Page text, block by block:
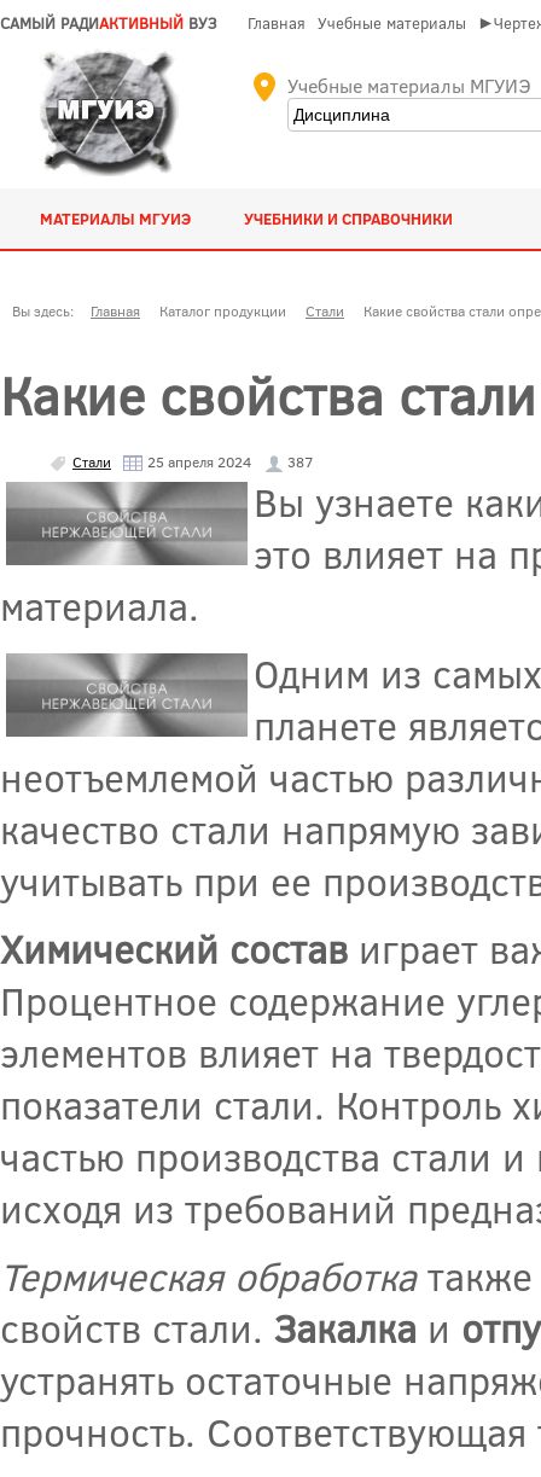
САМЫЙ РАДИАКТИВНЫЙ ВУЗ Главная Учебные материалы
Учебные материалы МГУИЭ
МАТЕРИАЛЫ МГУИЭ УЧЕБНИКИ И СПРАВОЧНИКИ
Вы здесь: Главная Каталог продукции Стали Какие свойства стали
Какие свойства
Стали 25 апреля 2024 387
Вы узнаете
это влияет на
материала.
Одним из
планете
неотъемлемой частью
качество стали напрямую
учитывать при ее
Химический состав играет
Процентное содержание
элементов влияет на
показатели стали. Контроль
частью производства стали
исходя из требований
Термическая обработкатакже
свойств стали. Закалка и
устранять остаточные
прочность.